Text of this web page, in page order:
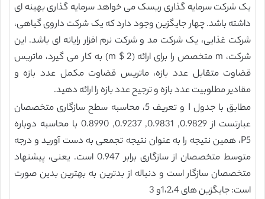
یک شرکت سرمایه گذاری ریسک می خواهد سرمایه گذاری بهینه ای
داشته باشد. چهار جایگزین وجود دارد که یک شرکت داروی گیاهی،
شرکت غذایی، یک شرکت مد و شرکت نرم افزار رایانه ای باشد. این
شرکت، m متخصص را برای ارائه (m $ 2) به کار می گیرد، ماتریس
قضاوت متقابل عدد بازه، ماتریس قضاوت مکمل عدد بازه و
مقادیر مطلوبیت عدد بازه و ترجیح عدد بازه را ارائه دهید.
مطابق با جدول I و تعریف 5، محاسبه سطح سازگاری متخصصان
عبارتست از 0.9829, 0.9831, 0.9237, 0.8990 با محاسبه دوباره
P5، همین نتیجه را به عنوان نتیجه تجمعی به دست آورید و درجه
متوسط متخصصان از سازگاری برابر 0.947 است. یعنی، پیشنهاد
متخصصان سازگار است و دنباله از بدترین به بهترین بدین صورت
است: جایگزین های 1،2،4و 3